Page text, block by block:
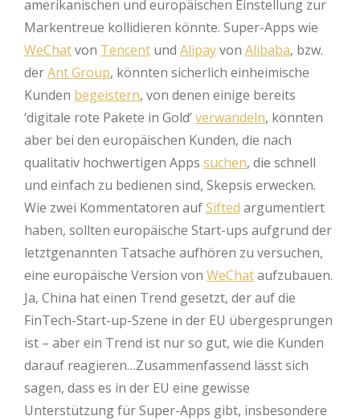
amerikanischen und europäischen Einstellung zur
Markentreue kollidieren könnte. Super-Apps wie
WeChatvon Tencent und Alipayvon Alibaba, bzw.
derAnt Group, könnten sicherlich einheimische
Kunden begeistern, von denen einige bereits
‘digitale rote Pakete in Gold’verwandeln, könnten
aber bei den europäischen Kunden, die nach
qualitativ hochwertigen Apps suchen, die schnell
und einfach zu bedienen sind, Skepsis erwecken.
Wie zwei Kommentatoren aufSifted argumentiert
haben, sollten europäische Start-ups aufgrund der
letztgenannten Tatsache aufhören zu versuchen,
eine europäische Version von WeChataufzubauen.
Ja, China hat einen Trend gesetzt, der auf die
FinTech-Start-up-Szene in der EU übergesprungen
ist – aber ein Trend ist nur so gut, wie die Kunden
darauf reagieren…Zusammenfassend lässt sich
sagen, dass es in der EU eine gewisse
Unterstützung für Super-Apps gibt, insbesondere